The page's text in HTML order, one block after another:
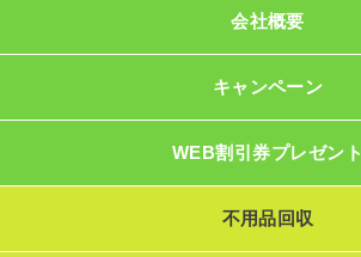
会社概要
キャンペーン
WEB割引券プレゼント
不用品回収